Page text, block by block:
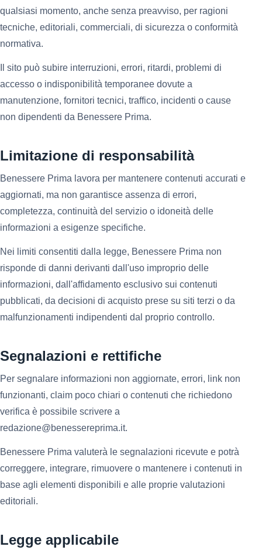
qualsiasi momento, anche senza preavviso, per ragioni
tecniche, editoriali, commerciali, di sicurezza o conformità
normativa.
Il sito può subire interruzioni, errori, ritardi, problemi di
accesso o indisponibilità temporanee dovute a
manutenzione, fornitori tecnici, traffico, incidenti o cause
non dipendenti da Benessere Prima.
Limitazione di responsabilità
Benessere Prima lavora per mantenere contenuti accurati e
aggiornati, ma non garantisce assenza di errori,
completezza, continuità del servizio o idoneità delle
informazioni a esigenze specifiche.
Nei limiti consentiti dalla legge, Benessere Prima non
risponde di danni derivanti dall'uso improprio delle
informazioni, dall'affidamento esclusivo sui contenuti
pubblicati, da decisioni di acquisto prese su siti terzi o da
malfunzionamenti indipendenti dal proprio controllo.
Segnalazioni e rettifiche
Per segnalare informazioni non aggiornate, errori, link non
funzionanti, claim poco chiari o contenuti che richiedono
verifica è possibile scrivere a
redazione@benessereprima.it.
Benessere Prima valuterà le segnalazioni ricevute e potrà
correggere, integrare, rimuovere o mantenere i contenuti in
base agli elementi disponibili e alle proprie valutazioni
editoriali.
Legge applicabile